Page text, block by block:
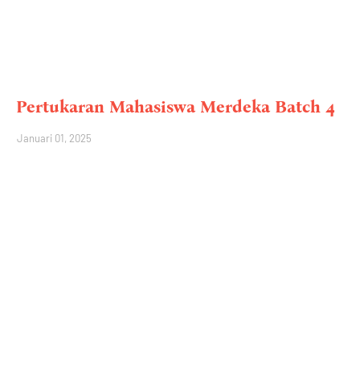
Pertukaran Mahasiswa Merdeka Batch 4
Januari 01, 2025